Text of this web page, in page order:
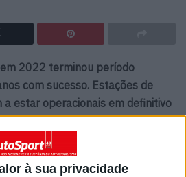
à sua privacidade
2022 terminou período
com sucesso. Estações de
estar operacionais em definitivo
também implementado.
que visou testar a viabilidade
indutivo para automóveis